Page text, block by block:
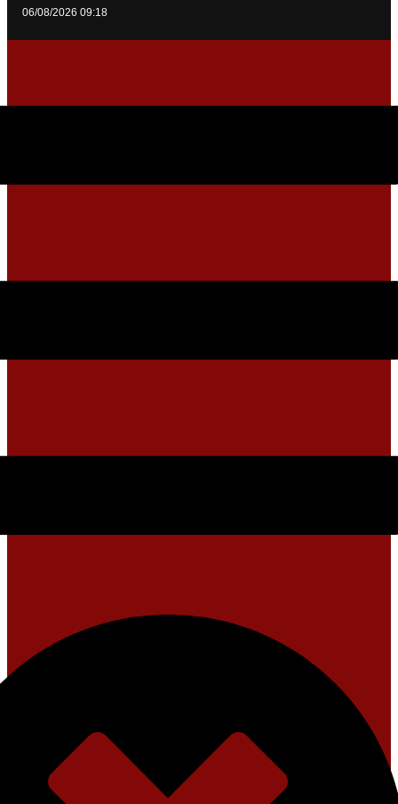
06/08/2026 09:18